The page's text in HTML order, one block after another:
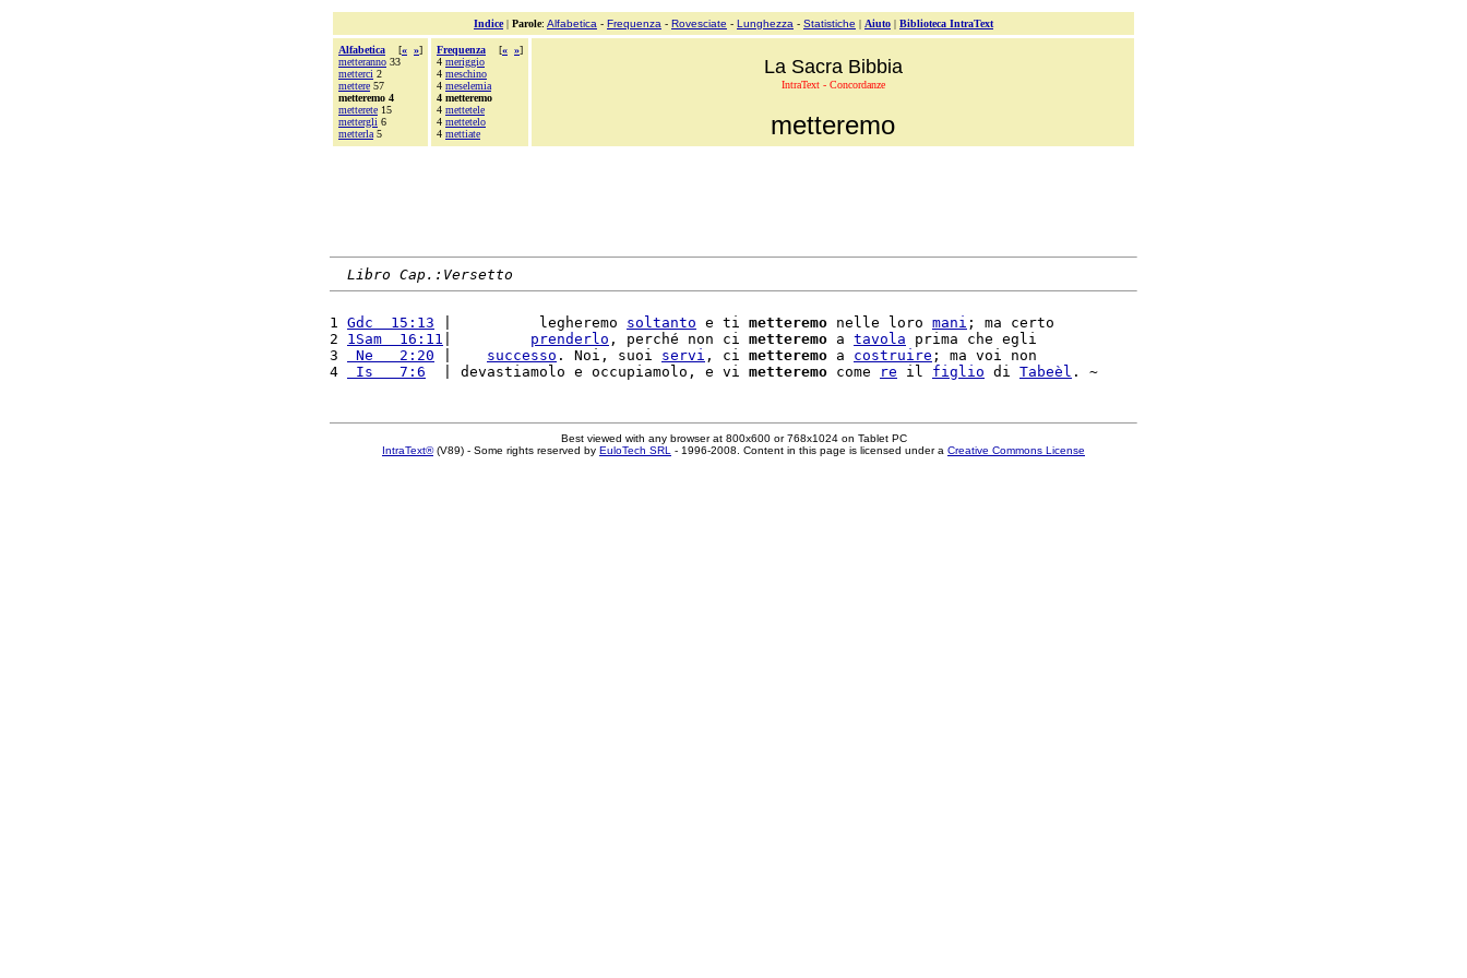
Indice| Parole: Alfabetica - Frequenza - Rovesciate - Lunghezza - Statistiche | Aiuto | Biblioteca IntraText
Alfabetica [« »]
metteranno 33
metterci 2
mettere 57
metteremo 4
metterete 15
mettergli 6
metterla 5
Frequenza [« »]
4 meriggio
4 meschino
4 meselemia
4 metteremo
4 mettetele
4 mettetelo
4 mettiate
La Sacra Bibbia
IntraText - Concordanze
metteremo
Libro Cap.:Versetto
1 Gdc  15:13 |          legheremo soltanto e ti metteremo nelle loro mani ; ma certo
2 1Sam  16:11 prenderlo , perché non ci metteremo a tavola prima che egli
3
Ne   2:20 successo . Noi, suoi servi , ci metteremo a costruire ; ma voi non
4
Is   7:6
  | devastiamolo e occupiamolo, e vi
metteremo come re il figlio di Tabeèl
Best viewed with any browser at 800x600 or 768x1024 on Tablet PC
IntraText®(V89) - Some rights reserved by EuloTech SRL - 1996-2008. Content in this page is licensed under a Creative Commons License